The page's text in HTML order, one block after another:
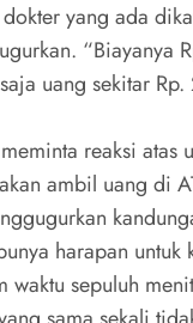
yang ada
“Biayanya
uang sekitar
reaksi
ambil uang di
harapan untuk
waktu sepuluh